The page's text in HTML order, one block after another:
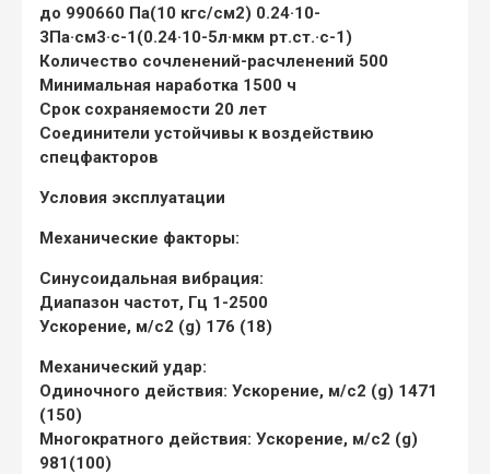
до 990660 Па(10 кгс/см2) 0.24·10-
3Па·см3·с-1(0.24·10-5л·мкм рт.ст.·с-1)
Количество сочленений-расчленений 500
Минимальная наработка 1500 ч
Срок сохраняемости 20 лет
Соединители устойчивы к воздействию
спецфакторов
Условия эксплуатации
Механические факторы:
Синусоидальная вибрация:
Диапазон частот, Гц 1-2500
Ускорение, м/с2 (g) 176 (18)
Механический удар:
Одиночного действия: Ускорение, м/с2 (g) 1471
(150)
Многократного действия: Ускорение, м/с2 (g)
981(100)